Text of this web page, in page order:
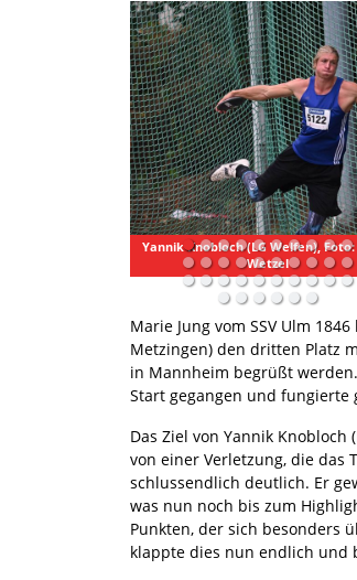
Yannik Knobloch (LG Welfen),
Wetzel
Marie Jung vom SSV Ulm
Metzingen) den dritten Platz
in Mannheim begrüßt
Start gegangen und
Das Ziel von Yannik
von einer Verletzung, die das
schlussendlich deutlich. Er
was nun noch bis zum
Punkten, der sich besonders
klappte dies nun endlich und